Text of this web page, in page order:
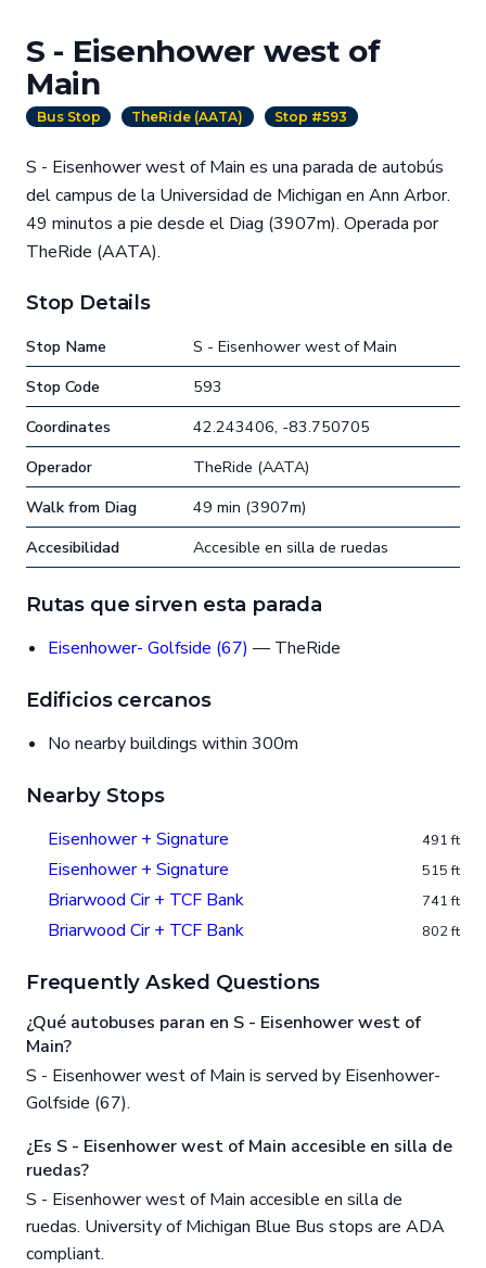
S - Eisenhower west of
Main
Bus Stop TheRide (AATA) Stop #593
S - Eisenhower west of Main es una parada de autobús
del campus de la Universidad de Michigan en Ann Arbor.
49 minutos a pie desde el Diag (3907m). Operada por
TheRide (AATA).
Stop Details
Stop Name
S - Eisenhower west of Main
Stop Code
593
Coordinates
42.243406, -83.750705
Operador
TheRide (AATA)
Walk from Diag
49 min (3907m)
Accesibilidad
Accesible en silla de ruedas
Rutas que sirven esta parada
Eisenhower- Golfside (67) — TheRide
Edificios cercanos
No nearby buildings within 300m
Nearby Stops
Eisenhower + Signature 491 ft
Eisenhower + Signature 515 ft
Briarwood Cir + TCF Bank 741 ft
Briarwood Cir + TCF Bank 802 ft
Frequently Asked Questions
¿Qué autobuses paran en S - Eisenhower west of
Main?
S - Eisenhower west of Main is served by Eisenhower-
Golfside (67).
¿Es S - Eisenhower west of Main accesible en silla de
ruedas?
S - Eisenhower west of Main accesible en silla de
ruedas. University of Michigan Blue Bus stops are ADA
compliant.